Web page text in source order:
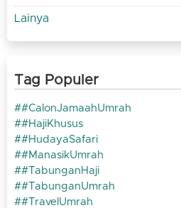
Lainya
Tag Populer
#CalonJamaahUmrah
#HajiKhusus
#HudayaSafari
#ManasikUmrah
#TabunganHaji
#TabunganUmrah
#TravelUmrah